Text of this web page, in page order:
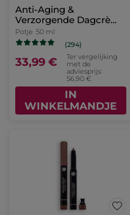
Anti-Aging &
Verzorgende Dagcrème
- Alle Huidtypes
Potje 50 ml
(294)
33,99 €
Ter vergelijking
met de
adviesprijs:
56,90 €
IN
WINKELMANDJE